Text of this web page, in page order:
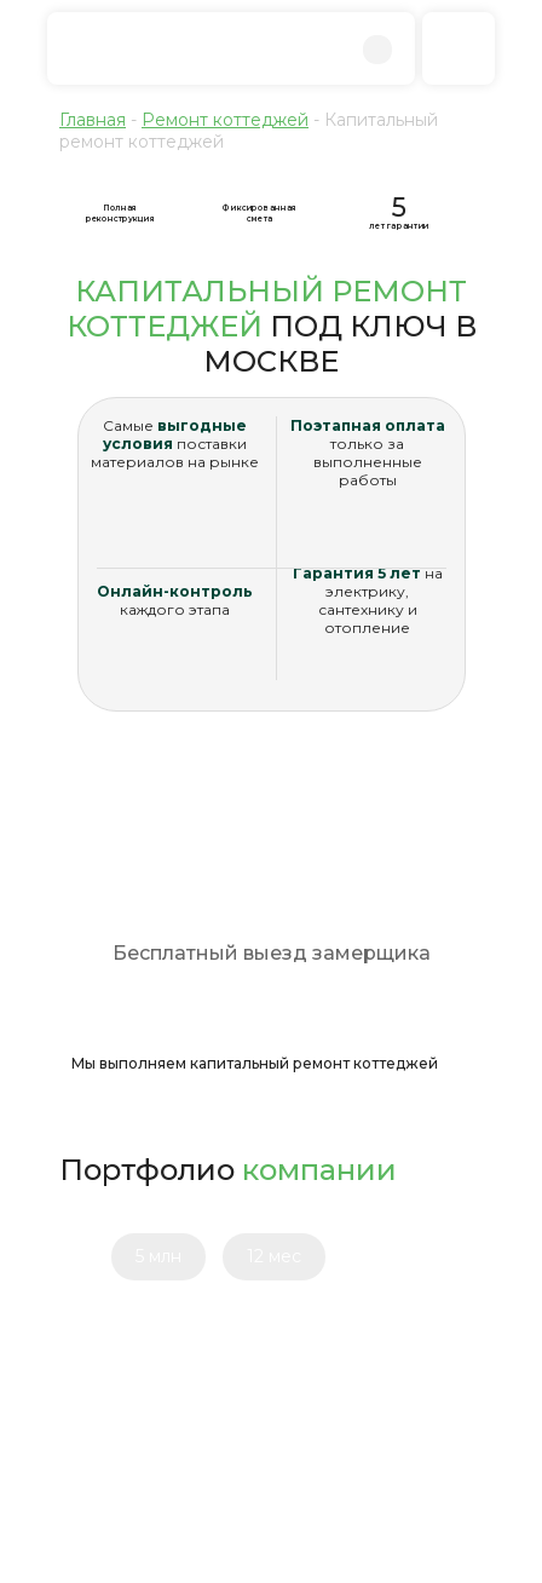
Главная - Ремонт коттеджей - Капитальный
ремонт коттеджей
Полная
реконструкция
Фиксированная
смета 5
лет гарантии
КАПИТАЛЬНЫЙ РЕМОНТ
КОТТЕДЖЕЙ ПОД КЛЮЧ В
МОСКВЕ
Самые выгодные
условия поставки
материалов на рынке
Поэтапная оплата
только за
выполненные
работы
Гарантия 5 летна
электрику,
сантехнику и
отопление
Онлайн-контроль
каждого этапа
Бесплатный выезд замерщика
Мы выполняем капитальный ремонт коттеджей
Портфолио компании